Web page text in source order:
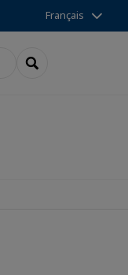
Français
RECHERCHER